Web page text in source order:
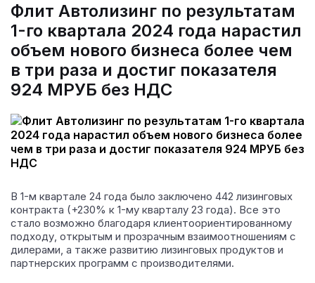
Флит Автолизинг по результатам
1-го квартала 2024 года нарастил
объем нового бизнеса более чем
в три раза и достиг показателя
924 МРУБ без НДС
В 1-м квартале 24 года было заключено 442 лизинговых
контракта (+230% к 1-му кварталу 23 года). Все это
стало возможно благодаря клиентоориентированному
подходу, открытым и прозрачным взаимоотношениям с
дилерами, а также развитию лизинговых продуктов и
партнерских программ с производителями.